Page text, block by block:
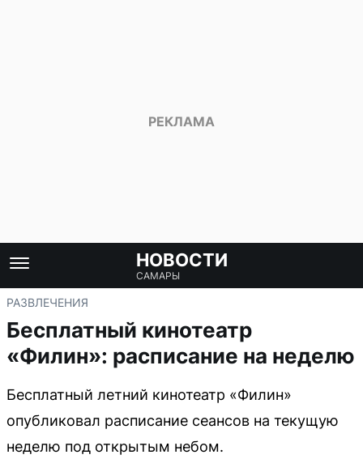
НОВОСТИ
САМАРЫ
РАЗВЛЕЧЕНИЯ
Бесплатный кинотеатр
«Филин»: расписание на неделю
Бесплатный летний кинотеатр «Филин»
опубликовал расписание сеансов на текущую
неделю под открытым небом.